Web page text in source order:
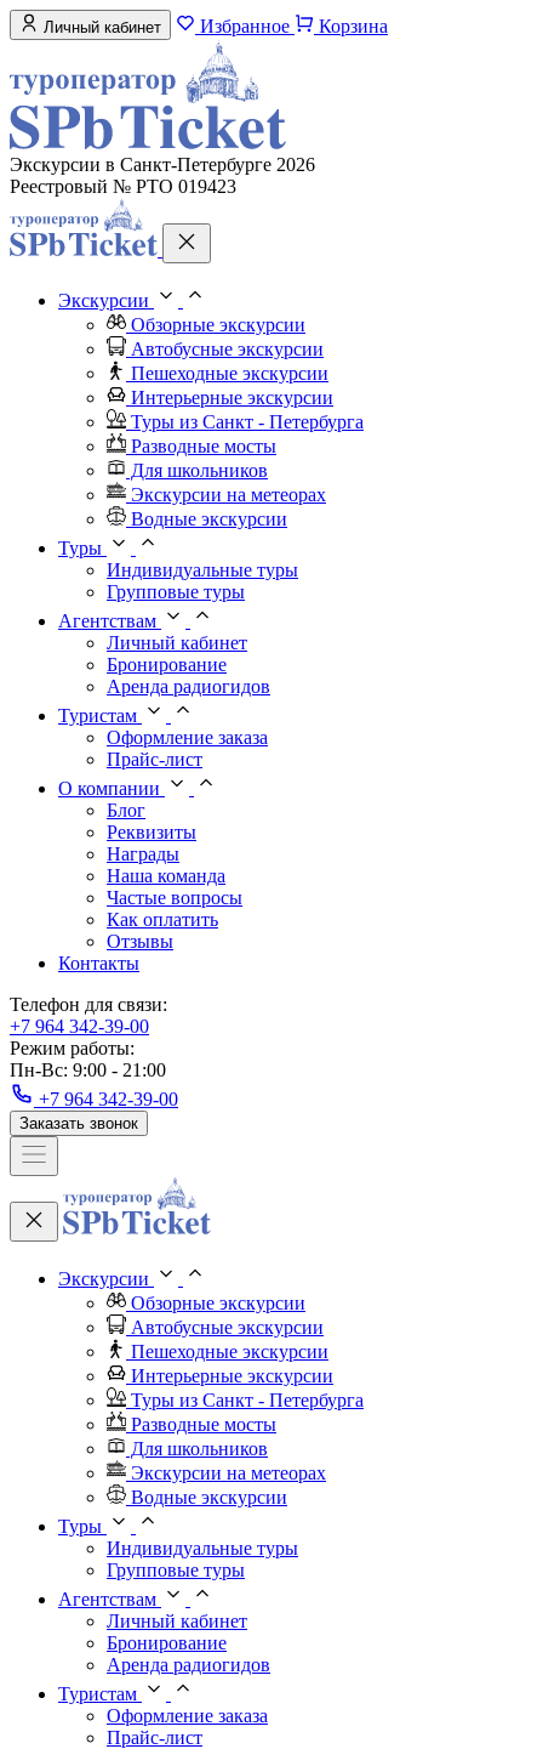
Личный кабинет Избранное Корзина
Экскурсии в Санкт-Петербурге 2026
Реестровый № РТО 019423
Экскурсии
Обзорные экскурсии
Автобусные экскурсии
Пешеходные экскурсии
Интерьерные экскурсии
Туры из Санкт - Петербурга
Разводные мосты
Для школьников
Экскурсии на метеорах
Водные экскурсии
Туры
Индивидуальные туры
Групповые туры
Агентствам
Личный кабинет
Бронирование
Аренда радиогидов
Туристам
Оформление заказа
Прайс-лист
О компании
Блог
Реквизиты
Награды
Наша команда
Частые вопросы
Как оплатить
Отзывы
Контакты
Телефон для связи:
+7 964 342-39-00
Режим работы:
Пн-Вс: 9:00 - 21:00
+7 964 342-39-00
Заказать звонок
Экскурсии
Обзорные экскурсии
Автобусные экскурсии
Пешеходные экскурсии
Интерьерные экскурсии
Туры из Санкт - Петербурга
Разводные мосты
Для школьников
Экскурсии на метеорах
Водные экскурсии
Туры
Индивидуальные туры
Групповые туры
Агентствам
Личный кабинет
Бронирование
Аренда радиогидов
Туристам
Оформление заказа
Прайс-лист